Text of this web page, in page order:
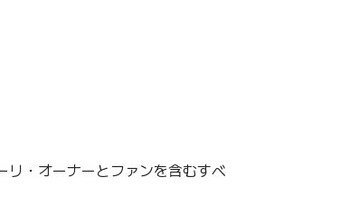
リ・オーナーとファンを含むすべ